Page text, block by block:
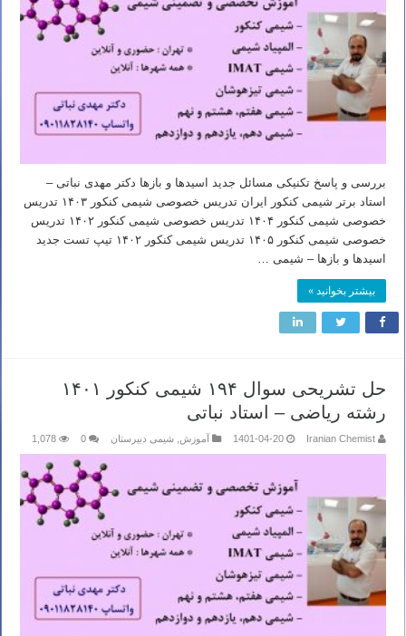
بررسی و پاسخ تکنیکی مسائل جدید اسیدها و بازها دکتر مهدی نباتی –
استاد برتر شیمی کنکور ایران تدریس خصوصی شیمی کنکور ۱۴۰۳ تدریس
خصوصی شیمی کنکور ۱۴۰۴ تدریس خصوصی شیمی کنکور ۱۴۰۲ تدریس
خصوصی شیمی کنکور ۱۴۰۵ تدریس شیمی کنکور ۱۴۰۲ تیپ تست جدید
اسیدها و بازها – شیمی …
بیشتر بخوانید »
حل تشریحی سوال ۱۹۴ شیمی کنکور ۱۴۰۱
رشته ریاضی – استاد نباتی
Iranian Chemist
1401-04-20 آموزش شیمی دبیرستان 0
1,078